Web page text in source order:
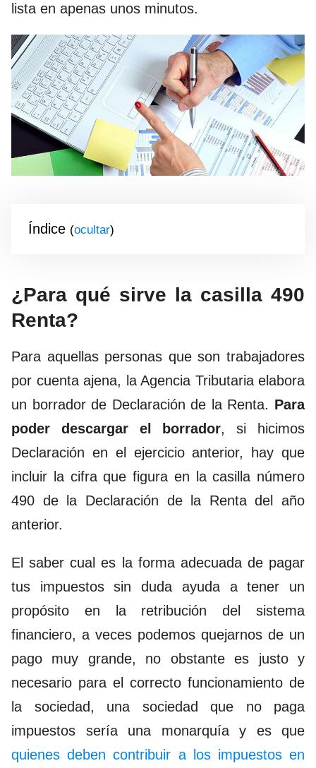
lista en apenas unos minutos.
Índice ( )
¿Para qué sirve la casilla 490
Renta?
Para aquellas personas que son trabajadores
por cuenta ajena, la Agencia Tributaria elabora
un borrador de Declaración de la Renta. Para
poder descargar el borrador, si hicimos
Declaración en el ejercicio anterior, hay que
incluir la cifra que figura en la casilla número
490 de la Declaración de la Renta del año
anterior.
El saber cual es la forma adecuada de pagar
tus impuestos sin duda ayuda a tener un
propósito en la retribución del sistema
financiero, a veces podemos quejarnos de un
pago muy grande, no obstante es justo y
necesario para el correcto funcionamiento de
la sociedad, una sociedad que no paga
impuestos sería una monarquía y es que
quienes deben contribuir a los impuestos en